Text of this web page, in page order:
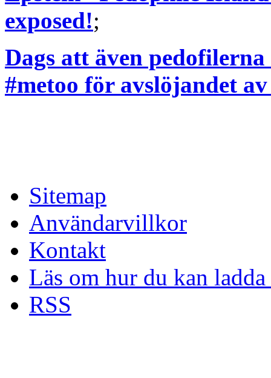
exposed!;
Dags att även
#metoo för avslöjandet
Sitemap
Användarvillkor
Kontakt
Läs om hur du kan
RSS